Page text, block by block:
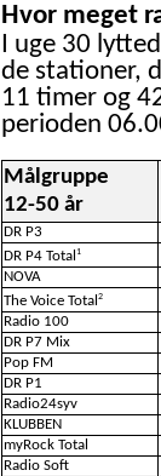
Hvor meget
I uge 30
de stationer,
11 timer og
perioden
Målgruppe
12-50 år
DR P3
DR P4 Total 1
NOVA
The Voice Total 2
Radio 100
DR P7 Mix
Pop FM
DR P1
Radio24syv
KLUBBEN
myRock Total
Radio Soft